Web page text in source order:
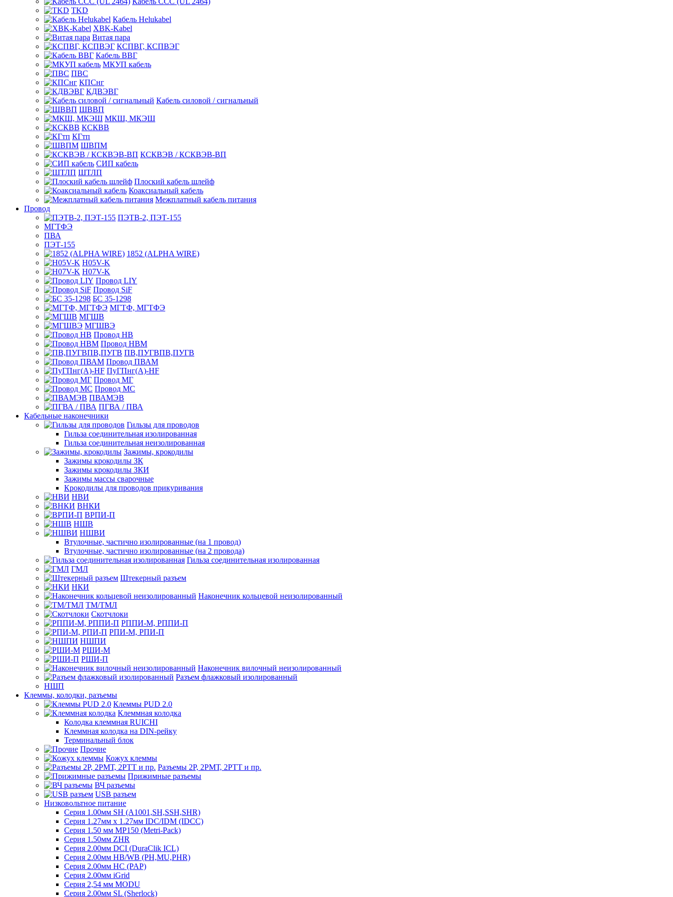
TKD
Кабель Helukabel
XBK-Kabel
Витая пара
КСПВГ, КСПВЭГ
Кабель ВВГ
МКУП кабель
ПВС
КПСнг
КДВЭВГ
Кабель силовой / сигнальный
ШВВП
МКШ, МКЭШ
КСКВВ
КГтп
ШВПМ
КСКВЭВ / КСКВЭВ-ВП
СИП кабель
ШТЛП
Плоский кабель шлейф
Коаксиальный кабель
Межплатный кабель питания
Провод
ПЭТВ-2, ПЭТ-155
МГТФЭ
ПВА
ПЭТ-155
1852 (ALPHA WIRE)
H05V-K
H07V-K
Провод LIY
Провод SiF
БС 35-1298
МГТФ, МГТФЭ
МГШВ
МГШВЭ
Провод НВ
Провод НВМ
ПВ,ПУГВПВ,ПУГВ
Провод ПВАМ
ПуГПнг(A)-HF
Провод МГ
Провод МС
ПВАМЭВ
ПГВА / ПВА
Кабельные наконечники
Гильзы для проводов
Гильза соединительная изолированная
Гильза соединительная неизолированная
Зажимы, крокодилы
Зажимы крокодилы ЗК
Зажимы крокодилы ЗКИ
Зажимы массы сварочные
Крокодилы для проводов прикуривания
НВИ
ВНКИ
ВРПИ-П
НШВ
НШВИ
Втулочные, частично изолированные (на 1 провод)
Втулочные, частично изолированные (на 2 провода)
Гильза соединительная изолированная
ГМЛ
Штекерный разъем
НКИ
Наконечник кольцевой неизолированный
ТМ/ТМЛ
Скотчлоки
РППИ-М, РППИ-П
РПИ-М, РПИ-П
НШПИ
РШИ-М
РШИ-П
Наконечник вилочный неизолированный
Разъем флажковый изолированный
НШП
Клеммы, колодки, разъемы
Клеммы PUD 2.0
Клеммная колодка
Колодка клеммная RUICHI
Клеммная колодка на DIN-рейку
Терминальный блок
Прочие
Кожух клеммы
Разъемы 2Р, 2РМТ, 2РТТ и пр.
Прижимные разъемы
ВЧ разъемы
USB разъем
Низковольтное питание
Серия 1.00мм SH (A1001,SH,SSH,SHR)
Серия 1.27мм x 1.27мм IDC/IDM (IDCC)
Серия 1.50 мм MP150 (Metri-Pack)
Серия 1.50мм ZHR
Серия 2.00мм DCI (DuraClik ICL)
Серия 2.00мм HB/WB (PH,MU,PHR)
Серия 2.00мм HC (PAP)
Серия 2.00мм iGrid
Серия 2,54 мм MODU
Серия 2.00мм SL (Sherlock)